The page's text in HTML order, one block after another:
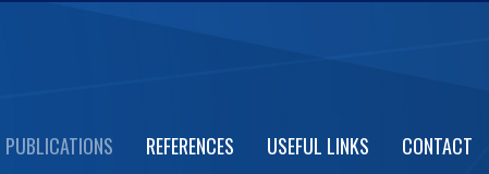
PUBLICATIONS REFERENCES USEFUL LINKS CONTACT